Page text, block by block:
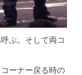
ぶ。そして両コ
ーナー戻る時の